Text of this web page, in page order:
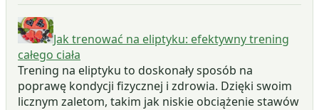
Jak trenować na eliptyku: efektywny trening
całego ciała
Trening na eliptyku to doskonały sposób na
poprawę kondycji fizycznej i zdrowia. Dzięki swoim
licznym zaletom, takim jak niskie obciążenie stawów